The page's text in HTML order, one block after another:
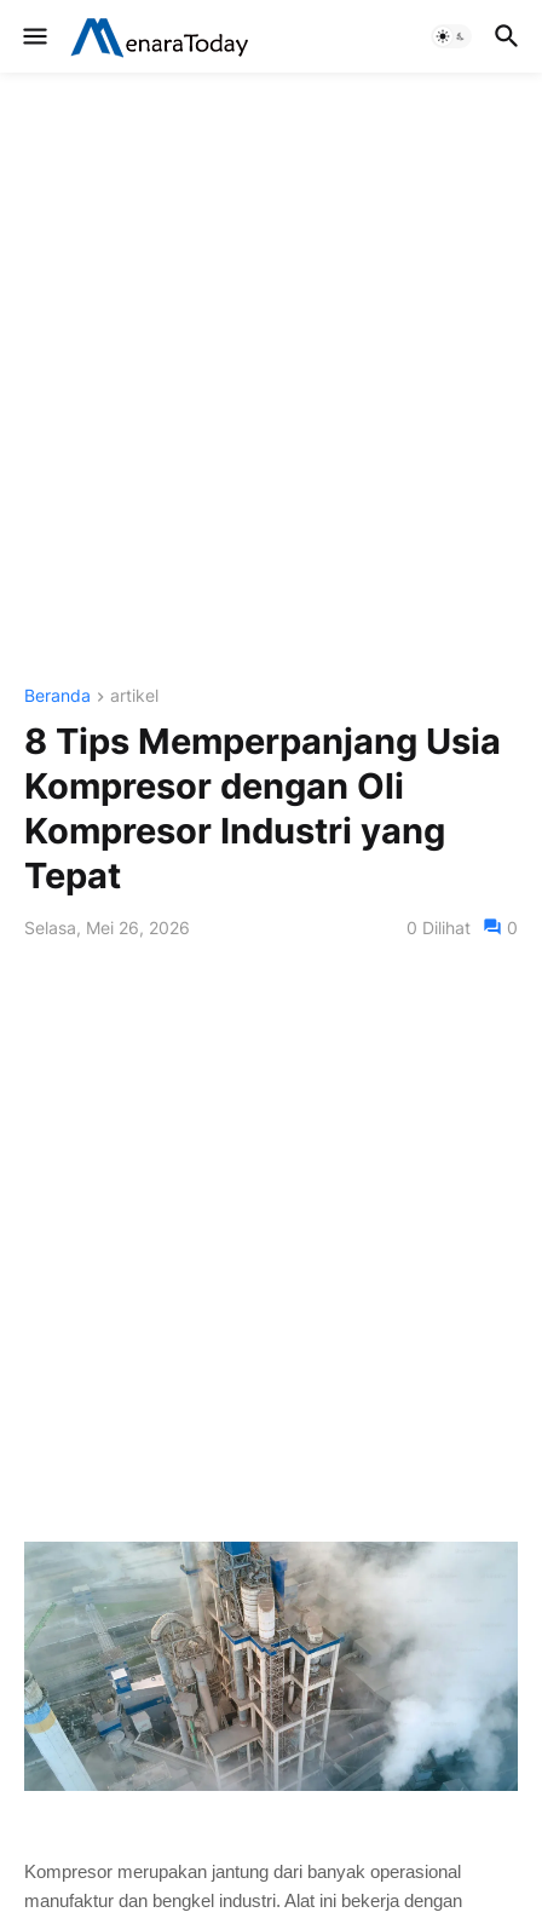
Beranda artikel
8 Tips Memperpanjang Usia
Kompresor dengan Oli
Kompresor Industri yang
Tepat
Selasa, Mei 26, 2026 0 Dilihat 0
Kompresor merupakan jantung dari banyak operasional
manufaktur dan bengkel industri. Alat ini bekerja dengan